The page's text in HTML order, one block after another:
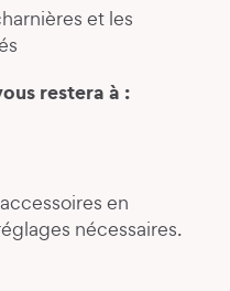
et les
restera à :
en
nécessaires.